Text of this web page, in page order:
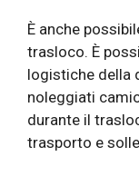
È anche
trasloco. È
logistiche della
noleggiati
durante il
trasporto e